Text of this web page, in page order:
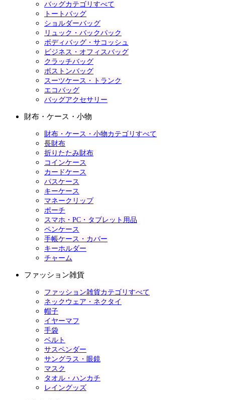
バッグカテゴリすべて
トートバッグ
ショルダーバッグ
リュック・バックパック
ボディバッグ・サコッシュ
ビジネス・オフィスバッグ
クラッチバッグ
ボストンバッグ
スーツケース・トランク
エコバッグ
バッグアクセサリー
財布・ケース・小物
財布・ケース・小物カテゴリすべて
長財布
折りたたみ財布
コインケース
カードケース
パスケース
キーケース
マネークリップ
ポーチ
スマホ・PC・タブレット用品
ペンケース
手帳ケース・カバー
キーホルダー
チャーム
ファッション雑貨
ファッション雑貨カテゴリすべて
ネックウェア・ネクタイ
帽子
イヤーマフ
手袋
ベルト
サスペンダー
サングラス・眼鏡
マスク
タオル・ハンカチ
レイングッズ